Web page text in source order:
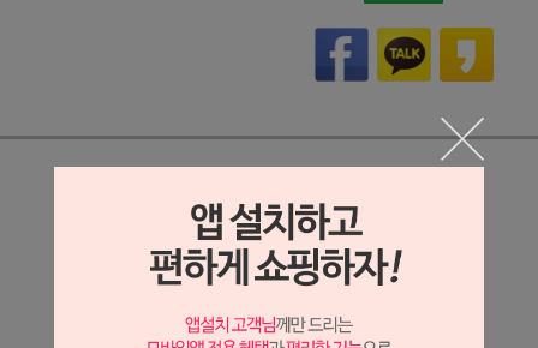
상세정보 새창 열기
상세 정보를 확대해 보실 수 있습니다.